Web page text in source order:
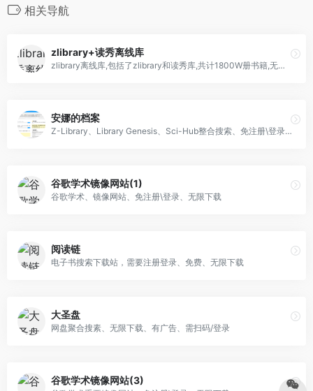
相关导航
zlibrary+读秀离线库
zlibrary离线库,包括了zlibrary和读秀库,共计1800W册书籍,无限免费下载
安娜的档案
Z-Library、Library Genesis、Sci-Hub整合搜索、免注册\登录、无限下载
谷歌学术镜像网站(1)
谷歌学术、镜像网站、免注册\登录、无限下载
阅读链
电子书搜索下载站，需要注册登录、免费、无限下载
大圣盘
网盘聚合搜素、无限下载、有广告、需扫码/登录
谷歌学术镜像网站(3)